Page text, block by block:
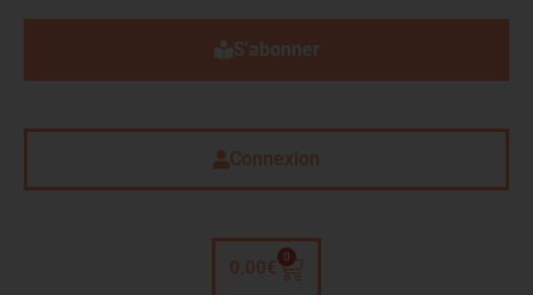
S'abonner
Connexion
0,00 €
0